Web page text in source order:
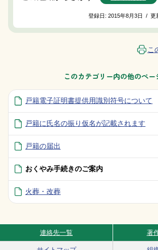
登録日:2015年8月3日 / 更
こ
このカテゴリー内の他のペー
戸籍電子証明書提供用識別符号について
戸籍に氏名の振り仮名が記載されます
戸籍の届出
おくやみ手続きのご案内
火葬・改葬
Site Navigation
連絡先一覧 著